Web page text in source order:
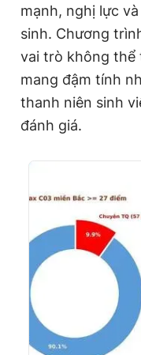
mạnh, nghị lực
sinh. Chương
vai trò không thể
mang đậm tính
thanh niên sinh
đánh giá.